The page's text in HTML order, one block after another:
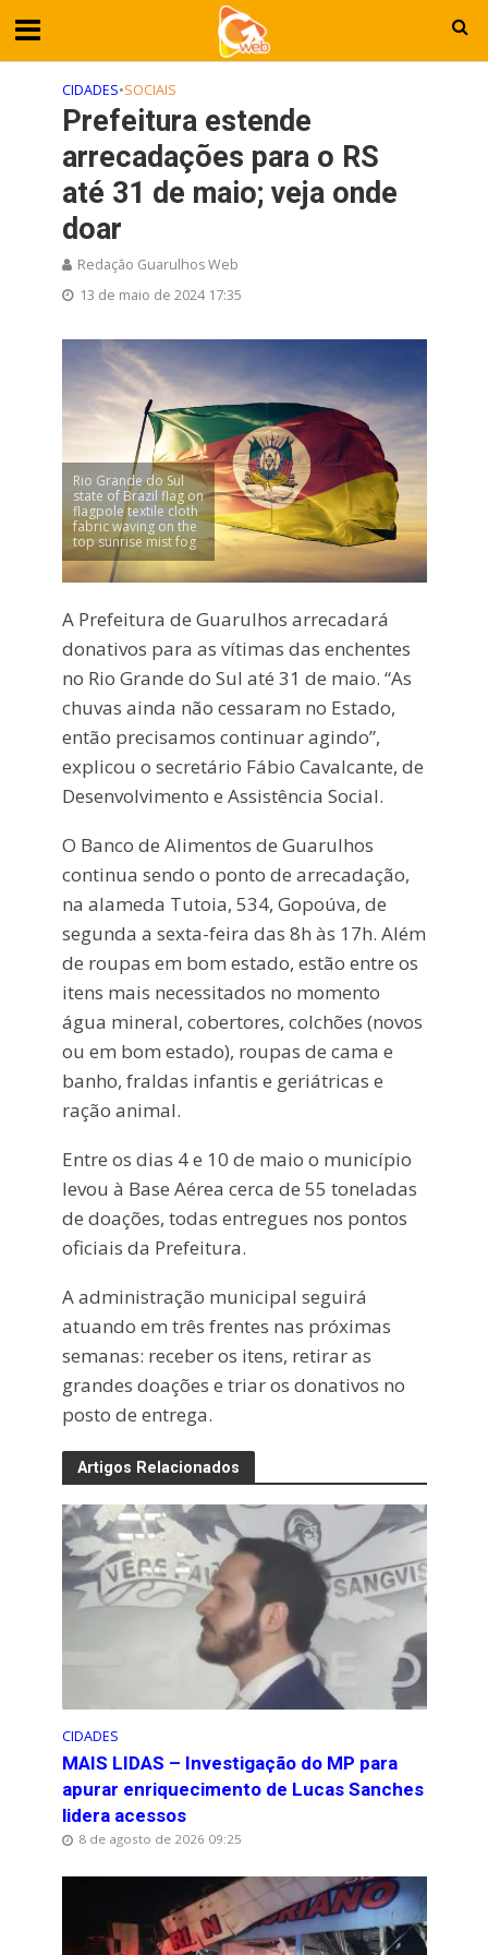
CIDADES•SOCIAIS
Prefeitura estende
arrecadações para o RS
até 31 de maio; veja onde
doar
Redação Guarulhos Web
13 de maio de 2024 17:35
Rio Grande do Sul
state of Brazil flag on
flagpole textile cloth
fabric waving on the
top sunrise mist fog
A Prefeitura de Guarulhos arrecadará
donativos para as vítimas das enchentes
no Rio Grande do Sul até 31 de maio. “As
chuvas ainda não cessaram no Estado,
então precisamos continuar agindo”,
explicou o secretário Fábio Cavalcante, de
Desenvolvimento e Assistência Social.
O Banco de Alimentos de Guarulhos
continua sendo o ponto de arrecadação,
na alameda Tutoia, 534, Gopoúva, de
segunda a sexta-feira das 8h às 17h. Além
de roupas em bom estado, estão entre os
itens mais necessitados no momento
água mineral, cobertores, colchões (novos
ou em bom estado), roupas de cama e
banho, fraldas infantis e geriátricas e
ração animal.
Entre os dias 4 e 10 de maio o município
levou à Base Aérea cerca de 55 toneladas
de doações, todas entregues nos pontos
oficiais da Prefeitura.
A administração municipal seguirá
atuando em três frentes nas próximas
semanas: receber os itens, retirar as
grandes doações e triar os donativos no
posto de entrega.
Artigos Relacionados
CIDADES
MAIS LIDAS – Investigação do MP para
apurar enriquecimento de Lucas Sanches
lidera acessos
8 de agosto de 2026 09:25